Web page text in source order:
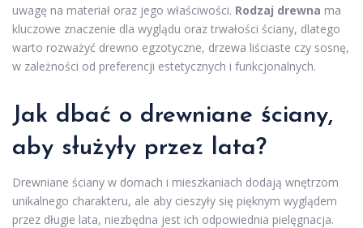
uwagę na materiał oraz jego właściwości. Rodzaj drewna ma
kluczowe znaczenie dla wyglądu oraz trwałości ściany, dlatego
warto rozważyć drewno egzotyczne, drzewa liściaste czy sosnę,
w zależności od preferencji estetycznych i funkcjonalnych.
Jak dbać o drewniane ściany,
aby służyły przez lata?
Drewniane ściany w domach i mieszkaniach dodają wnętrzom
unikalnego charakteru, ale aby cieszyły się pięknym wyglądem
przez długie lata, niezbędna jest ich odpowiednia pielęgnacja.